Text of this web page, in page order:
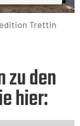
Trettin
zu den
hier: